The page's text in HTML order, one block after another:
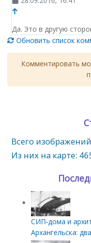
Да. Это в другую
Обновить список
Комментировать
Всего
Из них на карте:
СИП‑дома и
Архангельска: